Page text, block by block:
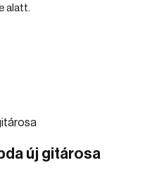
alatt.
új gitárosa